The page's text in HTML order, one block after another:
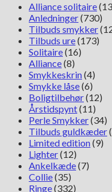
Alliance solitaire
Anledninger(730)
Tilbuds smykker
Tilbuds ure(173)
Solitaire(16)
Alliance(8)
Smykkeskrin(4)
Smykke låse(6)
Boligtilbehør(12)
Årstidspynt(11)
Perle Smykker(34)
Tilbuds guldkæder
Limited edition(9)
Lighter(12)
Ankelkæde(7)
Collie(35)
Ringe(332)